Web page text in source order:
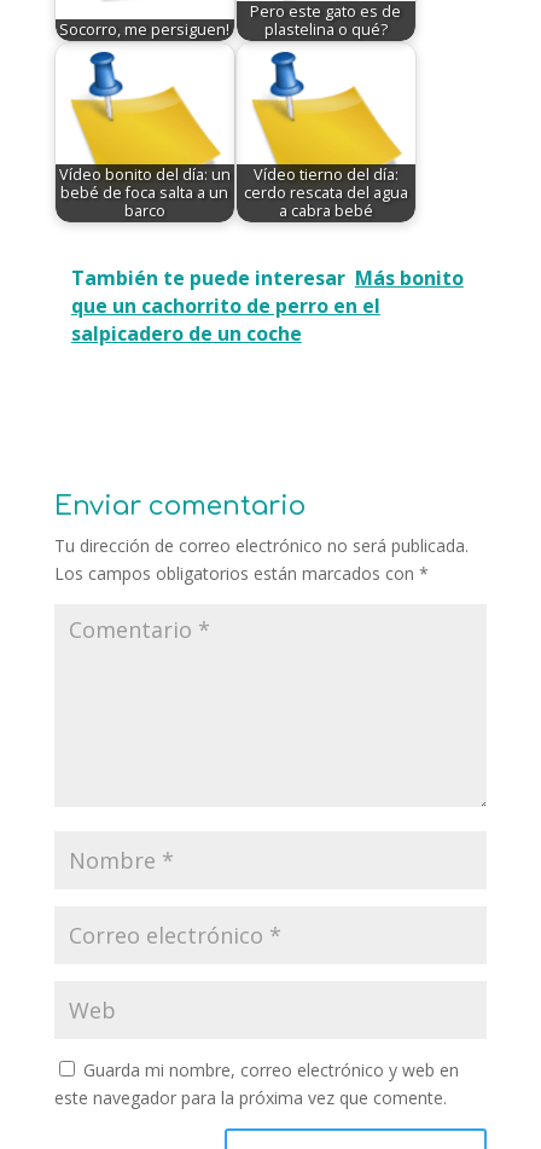
Socorro, me persiguen!
Pero este gato es de
plastelina o qué?
Vídeo bonito del día: un
bebé de foca salta a un
barco
Vídeo tierno del día:
cerdo rescata del agua
a cabra bebé
También te puede interesar Más bonito
que un cachorrito de perro en el
salpicadero de un coche
Enviar comentario
Tu dirección de correo electrónico no será publicada.
Los campos obligatorios están marcados con *
Guarda mi nombre, correo electrónico y web en
este navegador para la próxima vez que comente.